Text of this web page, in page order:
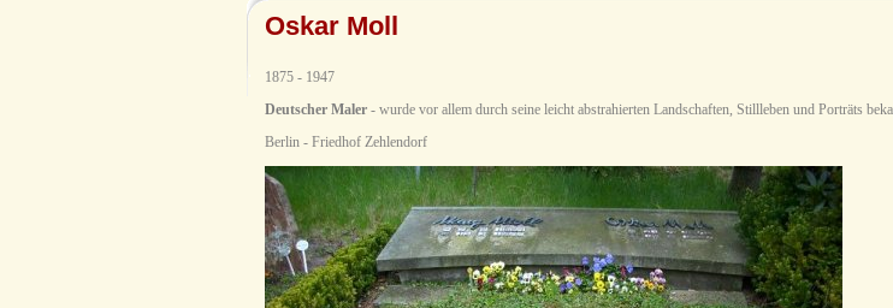
Oskar Moll
1875 - 1947
Deutscher Maler- wurde vor allem durch seine leicht abstrahierten Landschaften, Stillleben und Porträts
Berlin - Friedhof Zehlendorf